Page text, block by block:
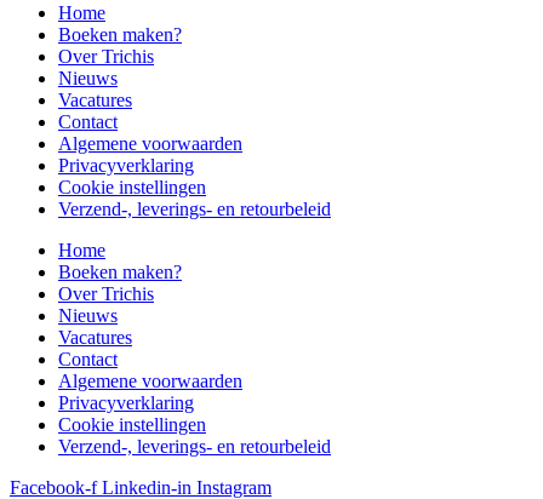
Home
Boeken maken?
Over Trichis
Nieuws
Vacatures
Contact
Algemene voorwaarden
Privacyverklaring
Cookie instellingen
Verzend-, leverings- en retourbeleid
Home
Boeken maken?
Over Trichis
Nieuws
Vacatures
Contact
Algemene voorwaarden
Privacyverklaring
Cookie instellingen
Verzend-, leverings- en retourbeleid
Facebook-f Linkedin-in Instagram